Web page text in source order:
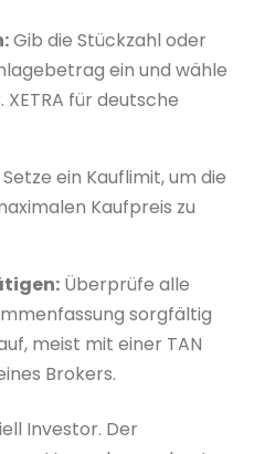
Gib die Stückzahl oder
ein und wähle
für deutsche
Setze ein Kauflimit, um die
Kaufpreis zu
Überprüfe alle
sorgfältig
meist mit einer TAN
Brokers.
Investor. Der